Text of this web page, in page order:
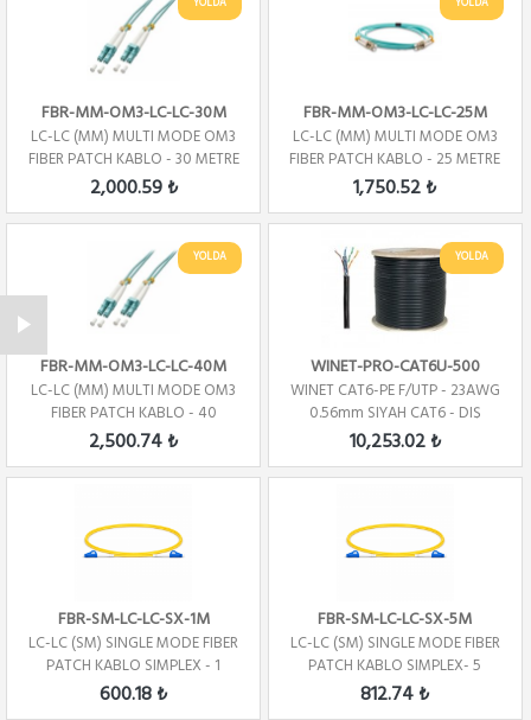
YOLDA
FBR-MM-OM3-LC-LC-30M
LC-LC (MM) MULTI MODE OM3
FIBER PATCH KABLO - 30 METRE
2,000.59 ₺
YOLDA
FBR-MM-OM3-LC-LC-25M
LC-LC (MM) MULTI MODE OM3
FIBER PATCH KABLO - 25 METRE
1,750.52 ₺
YOLDA
FBR-MM-OM3-LC-LC-40M
LC-LC (MM) MULTI MODE OM3
FIBER PATCH KABLO - 40
METRE
2,500.74 ₺
YOLDA
WINET-PRO-CAT6U-500
WINET CAT6-PE F/UTP - 23AWG
0.56mm SIYAH CAT6 - DIŞ
ORTAM
10,253.02 ₺
FBR-SM-LC-LC-SX-1M
LC-LC (SM) SINGLE MODE FIBER
PATCH KABLO SIMPLEX - 1
METRE
600.18 ₺
FBR-SM-LC-LC-SX-5M
LC-LC (SM) SINGLE MODE FIBER
PATCH KABLO SIMPLEX- 5
METRE
812.74 ₺